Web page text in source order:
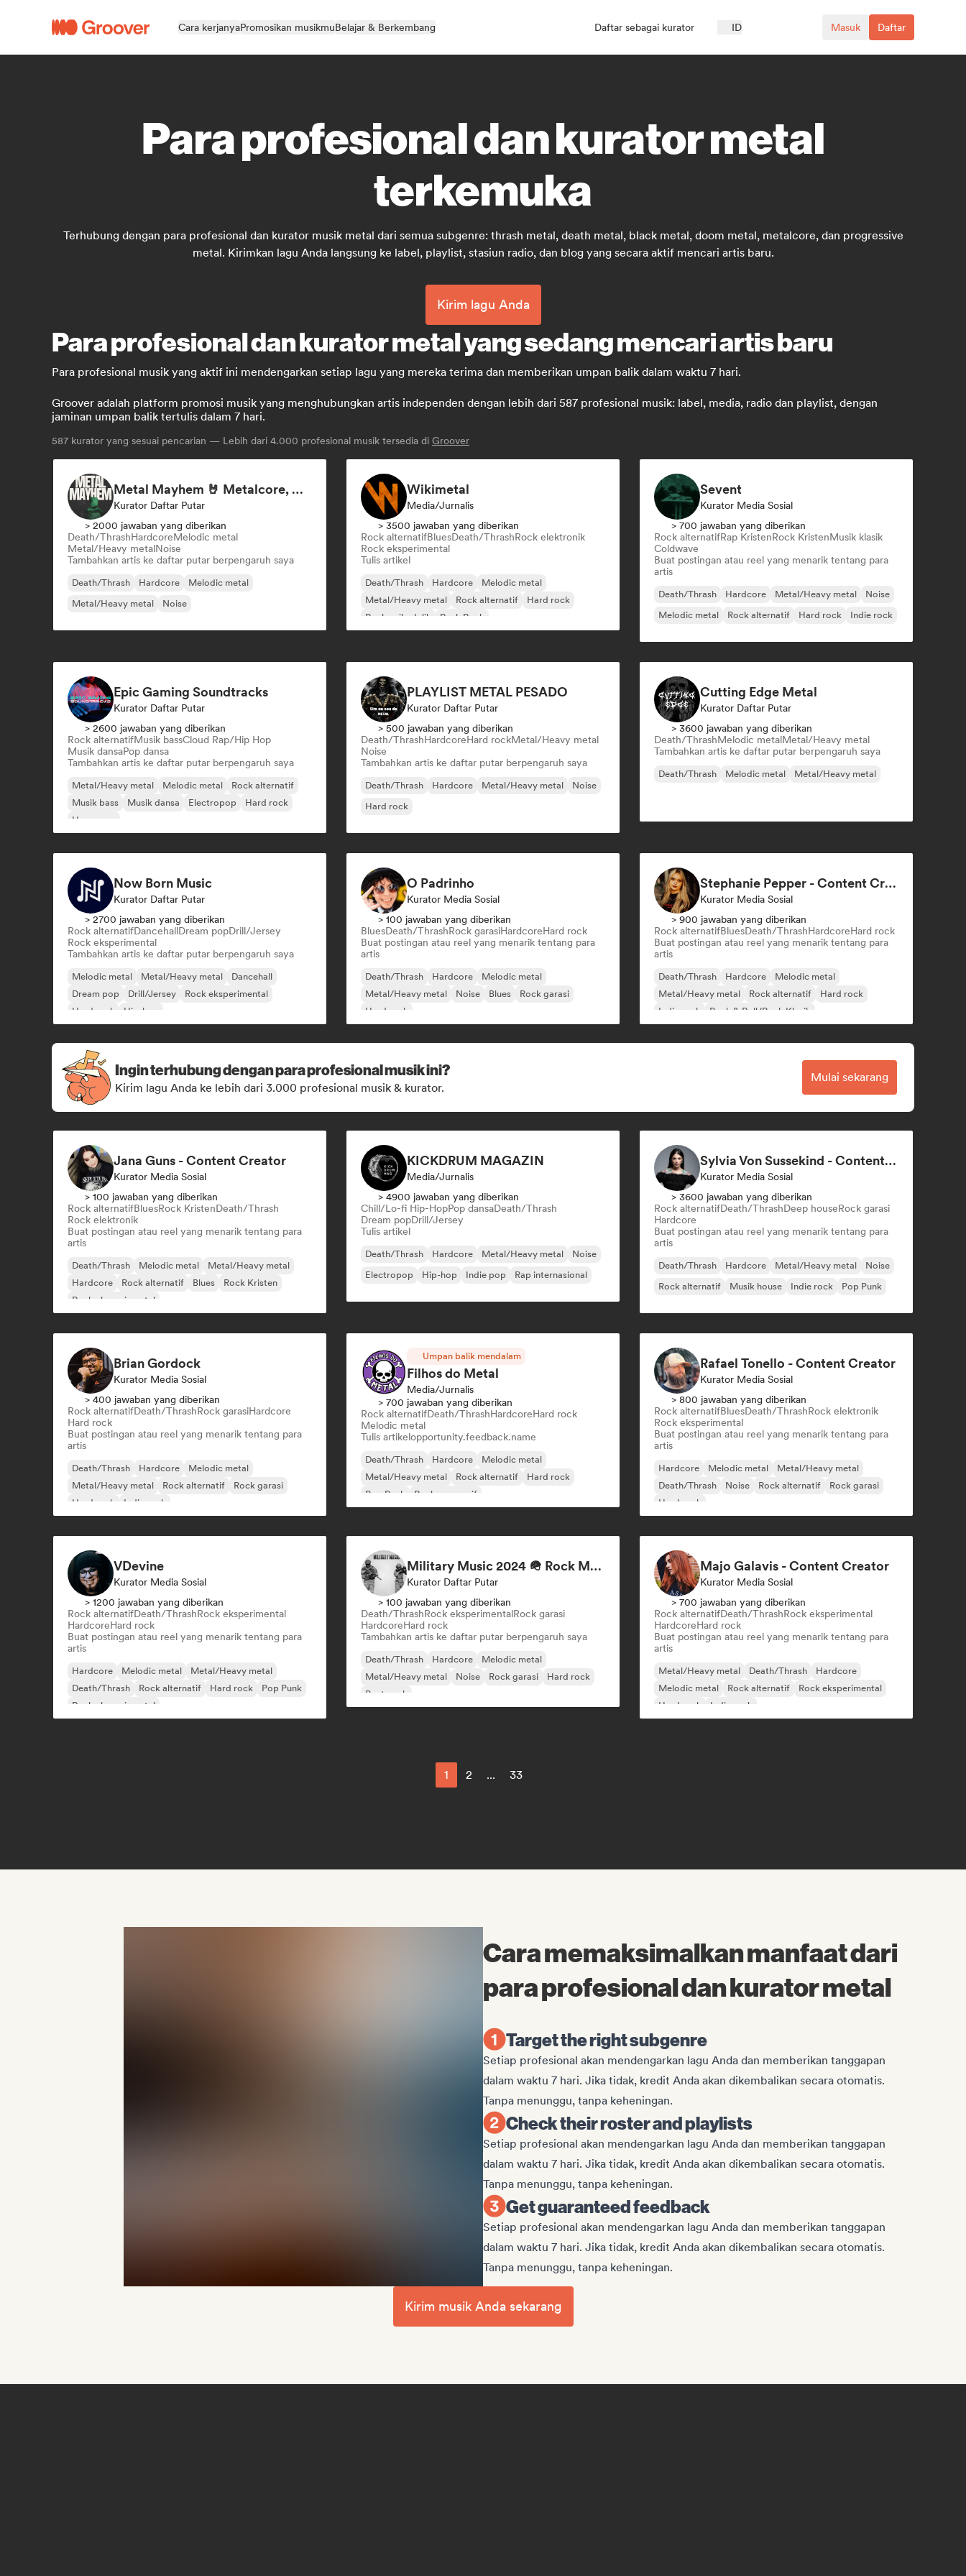
Cara kerjanyaPromosikan musikmuBelajar & Berkembang Daftar sebagai kurator ID Masuk Daftar
Para profesional dan kurator metal
terkemuka
Terhubung dengan para profesional dan kurator musik metal dari semua subgenre: thrash metal, death metal, black metal, doom metal, metalcore, dan progressive
metal. Kirimkan lagu Anda langsung ke label, playlist, stasiun radio, dan blog yang secara aktif mencari artis baru.
Kirim lagu Anda
Para profesional dan kurator metal yang sedang mencari artis baru
Para profesional musik yang aktif ini mendengarkan setiap lagu yang mereka terima dan memberikan umpan balik dalam waktu 7 hari.
Groover adalah platform promosi musik yang menghubungkan artis independen dengan lebih dari 587 profesional musik: label, media, radio dan playlist, dengan
jaminan umpan balik tertulis dalam 7 hari.
587 kurator yang sesuai pencarian — Lebih dari 4.000 profesional musik tersedia di Groover
Metal Mayhem 🤘 Metalcore, Deathcore & Progressive Metal
Kurator Daftar Putar
> 2000 jawaban yang diberikan
Death/ThrashHardcoreMelodic metal
Metal/Heavy metalNoise
Tambahkan artis ke daftar putar berpengaruh saya
Death/Thrash Hardcore
Melodic metal
Metal/Heavy metal
Noise
Wikimetal
Media/Jurnalis
> 3500 jawaban yang diberikan
Rock alternatifBluesDeath/ThrashRock elektronik
Rock eksperimental
Tulis artikel
Death/Thrash Hardcore
Melodic metal
Metal/Heavy metal
Rock alternatif
Hard rock
Rock psikedelik
Punk Rock
Sevent
Kurator Media Sosial
> 700 jawaban yang diberikan
Rock alternatifRap KristenRock KristenMusik klasik
Coldwave
Buat postingan atau reel yang menarik tentang para
artis
Death/Thrash Hardcore Metal/Heavy metal
Noise
Melodic metal
Rock alternatif Hard rock Indie rock
Epic Gaming Soundtracks
Kurator Daftar Putar
> 2600 jawaban yang diberikan
Rock alternatifMusik bassCloud Rap/Hip Hop
Musik dansaPop dansa
Tambahkan artis ke daftar putar berpengaruh saya
Metal/Heavy metal Melodic metal
Rock alternatif
Musik bass
Musik dansa Electropop
Hard rock
Hyperpop
PLAYLIST METAL PESADO
Kurator Daftar Putar
> 500 jawaban yang diberikan
Death/ThrashHardcoreHard rockMetal/Heavy metal
Noise
Tambahkan artis ke daftar putar berpengaruh saya
Death/Thrash Hardcore Metal/Heavy metal
Noise
Hard rock
Cutting Edge Metal
Kurator Daftar Putar
> 3600 jawaban yang diberikan
Death/ThrashMelodic metalMetal/Heavy metal
Tambahkan artis ke daftar putar berpengaruh saya
Death/Thrash Melodic metal Metal/Heavy metal
Now Born Music
Kurator Daftar Putar
> 2700 jawaban yang diberikan
Rock alternatifDancehallDream popDrill/Jersey
Rock eksperimental
Tambahkan artis ke daftar putar berpengaruh saya
Melodic metal Metal/Heavy metal
Dancehall
Dream pop
Drill/Jersey
Rock eksperimental
Hard rock
Hip-hop
O Padrinho
Kurator Media Sosial
> 100 jawaban yang diberikan
BluesDeath/ThrashRock garasiHardcoreHard rock
Buat postingan atau reel yang menarik tentang para
artis
Death/Thrash Hardcore
Melodic metal
Metal/Heavy metal
Noise Blues
Rock garasi
Hard rock
Stephanie Pepper - Content Creator
Kurator Media Sosial
> 900 jawaban yang diberikan
Rock alternatifBluesDeath/ThrashHardcoreHard rock
Buat postingan atau reel yang menarik tentang para
artis
Death/Thrash Hardcore
Melodic metal
Metal/Heavy metal
Rock alternatif
Hard rock
Indie rock
Rock & Roll/Rock Klasik
Ingin terhubung dengan para profesional musik ini?
Kirim lagu Anda ke lebih dari 3.000 profesional musik & kurator.
Mulai sekarang
Jana Guns - Content Creator
Kurator Media Sosial
> 100 jawaban yang diberikan
Rock alternatifBluesRock KristenDeath/Thrash
Rock elektronik
Buat postingan atau reel yang menarik tentang para
artis
Death/Thrash Melodic metal
Metal/Heavy metal
Hardcore
Rock alternatif Blues
Rock Kristen
Rock eksperimental
KICKDRUM MAGAZIN
Media/Jurnalis
> 4900 jawaban yang diberikan
Chill/Lo-fi Hip-HopPop dansaDeath/Thrash
Dream popDrill/Jersey
Tulis artikel
Death/Thrash Hardcore Metal/Heavy metal
Noise
Electropop
Hip-hop Indie pop Rap internasional
Sylvia Von Sussekind - Content Creator
Kurator Media Sosial
> 3600 jawaban yang diberikan
Rock alternatifDeath/ThrashDeep houseRock garasi
Hardcore
Buat postingan atau reel yang menarik tentang para
artis
Death/Thrash Hardcore Metal/Heavy metal
Noise
Rock alternatif
Musik house Indie rock Pop Punk
Brian Gordock
Kurator Media Sosial
> 400 jawaban yang diberikan
Rock alternatifDeath/ThrashRock garasiHardcore
Hard rock
Buat postingan atau reel yang menarik tentang para
artis
Death/Thrash Hardcore
Melodic metal
Metal/Heavy metal
Rock alternatif
Rock garasi
Hard rock
Indie rock
Umpan balik mendalam
Filhos do Metal
Media/Jurnalis
> 700 jawaban yang diberikan
Rock alternatifDeath/ThrashHardcoreHard rock
Melodic metal
Tulis artikelopportunity.feedback.name
Death/Thrash Hardcore
Melodic metal
Metal/Heavy metal
Rock alternatif
Hard rock
Pop Punk
Rock progresif
Rafael Tonello - Content Creator
Kurator Media Sosial
> 800 jawaban yang diberikan
Rock alternatifBluesDeath/ThrashRock elektronik
Rock eksperimental
Buat postingan atau reel yang menarik tentang para
artis
Hardcore Melodic metal
Metal/Heavy metal
Death/Thrash
Noise Rock alternatif
Rock garasi
Hard rock
VDevine
Kurator Media Sosial
> 1200 jawaban yang diberikan
Rock alternatifDeath/ThrashRock eksperimental
HardcoreHard rock
Buat postingan atau reel yang menarik tentang para
artis
Hardcore Melodic metal
Metal/Heavy metal
Death/Thrash
Rock alternatif Hard rock
Pop Punk
Rock eksperimental
Military Music 2024 🪖 Rock Motivation
Kurator Daftar Putar
> 100 jawaban yang diberikan
Death/ThrashRock eksperimentalRock garasi
HardcoreHard rock
Tambahkan artis ke daftar putar berpengaruh saya
Death/Thrash Hardcore
Melodic metal
Metal/Heavy metal
Noise Rock garasi
Hard rock
Post-rock
Majo Galavis - Content Creator
Kurator Media Sosial
> 700 jawaban yang diberikan
Rock alternatifDeath/ThrashRock eksperimental
HardcoreHard rock
Buat postingan atau reel yang menarik tentang para
artis
Metal/Heavy metal Death/Thrash
Hardcore
Melodic metal
Rock alternatif
Rock eksperimental
Hard rock
Indie rock
1 2 ... 33
Cara memaksimalkan manfaat dari
para profesional dan kurator metal
Target the right subgenre
Setiap profesional akan mendengarkan lagu Anda dan memberikan tanggapan
dalam waktu 7 hari. Jika tidak, kredit Anda akan dikembalikan secara otomatis.
Tanpa menunggu, tanpa keheningan.
Check their roster and playlists
Setiap profesional akan mendengarkan lagu Anda dan memberikan tanggapan
dalam waktu 7 hari. Jika tidak, kredit Anda akan dikembalikan secara otomatis.
Tanpa menunggu, tanpa keheningan.
Get guaranteed feedback
Setiap profesional akan mendengarkan lagu Anda dan memberikan tanggapan
dalam waktu 7 hari. Jika tidak, kredit Anda akan dikembalikan secara otomatis.
Tanpa menunggu, tanpa keheningan.
Kirim musik Anda sekarang